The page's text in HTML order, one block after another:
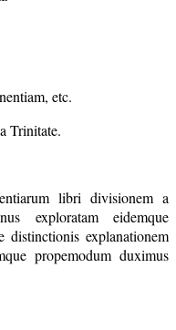
etc.
Trinitate.
libri divisionem a
exploratam eidemque
explanationem
propemodum duximus